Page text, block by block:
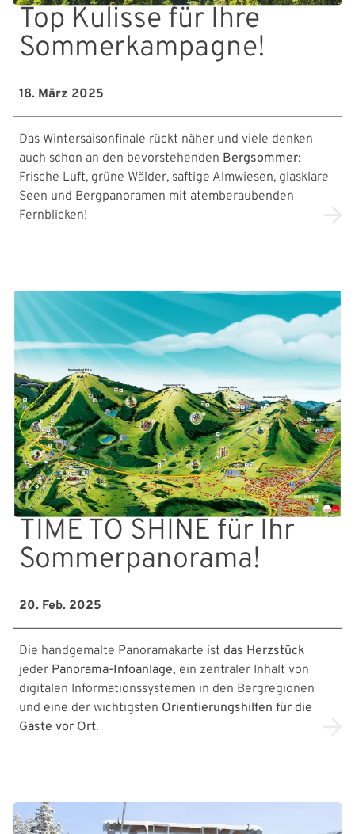
Top Kulisse für Ihre
Sommerkampagne!
18. März 2025
Das Wintersaisonfinale rückt näher und viele denken
auch schon an den bevorstehenden Bergsommer:
Frische Luft, grüne Wälder, saftige Almwiesen, glasklare
Seen und Bergpanoramen mit atemberaubenden
Fernblicken!
TIME TO SHINE für Ihr
Sommerpanorama!
20. Feb. 2025
Die handgemalte Panoramakarte ist das Herzstück
jeder Panorama-Infoanlage, ein zentraler Inhalt von
digitalen Informationssystemen in den Bergregionen
und eine der wichtigsten Orientierungshilfen für die
Gäste vor Ort.